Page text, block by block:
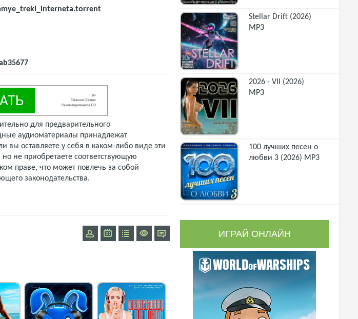
для предварительного
аудиоматериалы принадлежат
оставляете у себя в каком-либо виде эти
не приобретаете соответствующую
праве, что может повлечь за собой
законодательства.
Stellar Drift (2026)
MP3
2026 - VII (2026)
MP3
100 лучших песен о
любви 3 (2026) MP3
ИГРАЙ ОНЛАЙН